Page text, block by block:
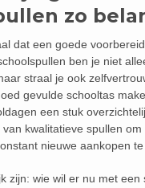
zo
dat een goede
ben je niet
straal je ook
gevulde schooltas
een stuk
kwalitatieve spullen
nieuwe aankopen
zijn: wie wil er nu met een